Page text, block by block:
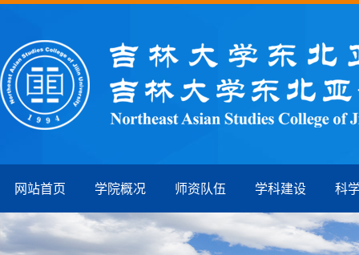
网站首页 学院概况 师资队伍 学科建设 科